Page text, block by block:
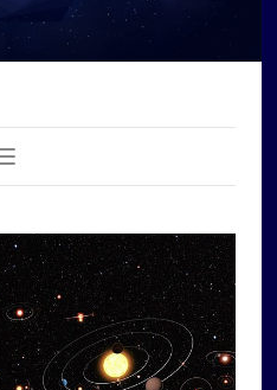
Toggle Navigation